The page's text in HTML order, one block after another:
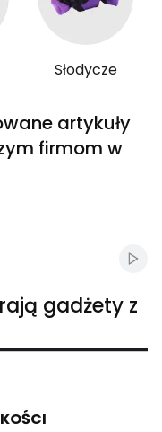
Słodycze
artykuły
firmom w
gadżety z